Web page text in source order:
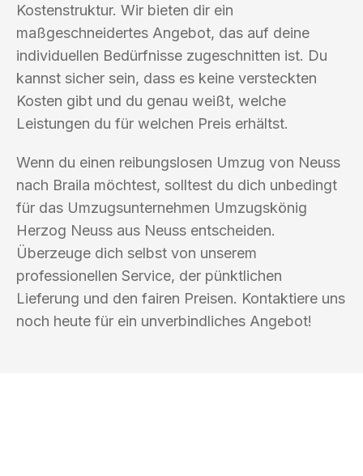
Kostenstruktur. Wir bieten dir ein
maßgeschneidertes Angebot, das auf deine
individuellen Bedürfnisse zugeschnitten ist. Du
kannst sicher sein, dass es keine versteckten
Kosten gibt und du genau weißt, welche
Leistungen du für welchen Preis erhältst.
Wenn du einen reibungslosen Umzug von Neuss
nach Braila möchtest, solltest du dich unbedingt
für das Umzugsunternehmen Umzugskönig
Herzog Neuss aus Neuss entscheiden.
Überzeuge dich selbst von unserem
professionellen Service, der pünktlichen
Lieferung und den fairen Preisen. Kontaktiere uns
noch heute für ein unverbindliches Angebot!